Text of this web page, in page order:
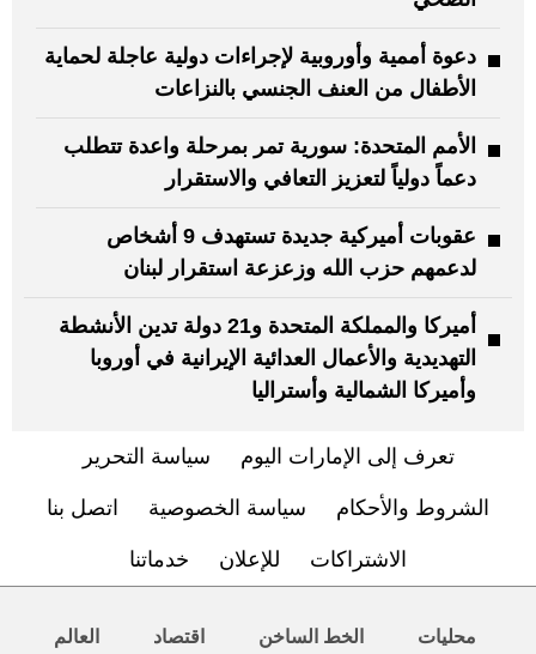
دعوة أممية وأوروبية لإجراءات دولية عاجلة لحماية
الأطفال من العنف الجنسي بالنزاعات
الأمم المتحدة: سورية تمر بمرحلة واعدة تتطلب
دعماً دولياً لتعزيز التعافي والاستقرار
عقوبات أميركية جديدة تستهدف 9 أشخاص
لدعمهم حزب الله وزعزعة استقرار لبنان
أميركا والمملكة المتحدة و21 دولة تدين الأنشطة
التهديدية والأعمال العدائية الإيرانية في أوروبا
وأميركا الشمالية وأستراليا
تعرف إلى الإمارات اليوم سياسة التحرير
الشروط والأحكام سياسة الخصوصية اتصل بنا
الاشتراكات للإعلان خدماتنا
محليات الخط الساخن اقتصاد العالم